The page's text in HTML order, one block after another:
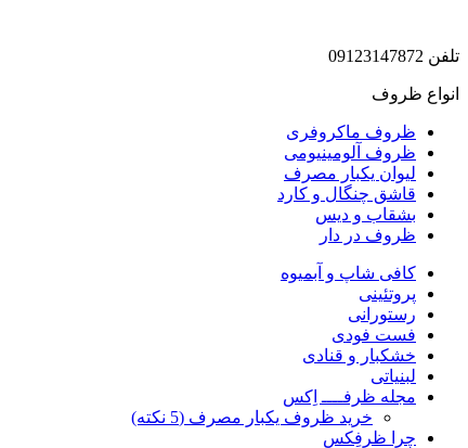
تلفن 09123147872
انواع ظروف
ظروف ماکروفری
ظروف آلومینیومی
لیوان یکبار مصرف
قاشق چنگال و کارد
بشقاب و دیس
ظروف در دار
کافی شاپ و آبمیوه
پروتئینی
رستورانی
فست فودی
خشکبار و قنادی
لبنیاتی
مجله ظرفــــ اِکس
خرید ظروف یکبار مصرف (5 نکته)
چرا ظرفِکس